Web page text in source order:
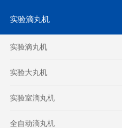
实验滴丸机
实验滴丸机
实验大丸机
实验室滴丸机
全自动滴丸机